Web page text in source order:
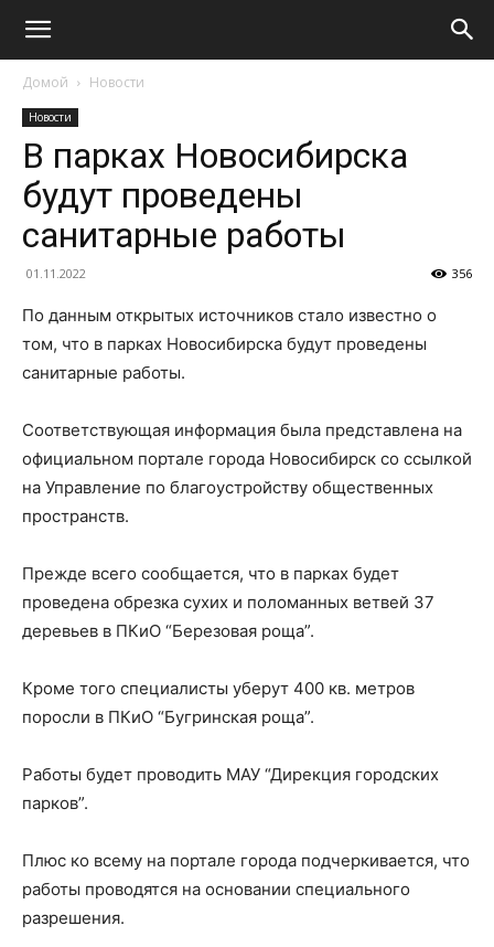
Домой Новости
Новости
В парках Новосибирска
будут проведены
санитарные работы
01.11.2022 356
По данным открытых источников стало известно о
том, что в парках Новосибирска будут проведены
санитарные работы.
Соответствующая информация была представлена на
официальном портале города Новосибирск со ссылкой
на Управление по благоустройству общественных
пространств.
Прежде всего сообщается, что в парках будет
проведена обрезка сухих и поломанных ветвей 37
деревьев в ПКиО “Березовая роща”.
Кроме того специалисты уберут 400 кв. метров
поросли в ПКиО “Бугринская роща”.
Работы будет проводить МАУ “Дирекция городских
парков”.
Плюс ко всему на портале города подчеркивается, что
работы проводятся на основании специального
разрешения.